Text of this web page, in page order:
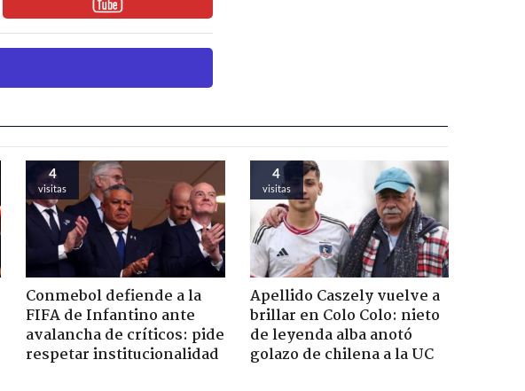
4
visitas
Conmebol defiende a la
FIFA de Infantino ante
avalancha de críticos: pide
respetar institucionalidad
4
visitas
Apellido Caszely vuelve a
brillar en Colo Colo: nieto
de leyenda alba anotó
golazo de chilena a la UC